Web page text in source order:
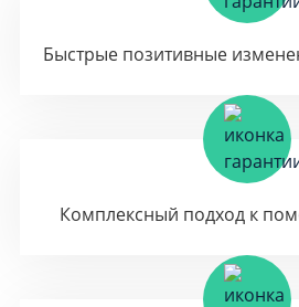
Быстрые позитивные
Комплексный подход к